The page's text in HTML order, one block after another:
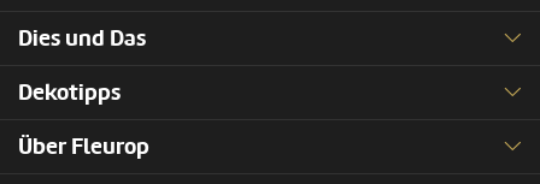
Dies und Das
Dekotipps
Über Fleurop